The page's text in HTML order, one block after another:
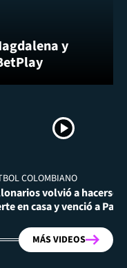
y
COLOMBIANO
volvió a hacerse
en casa y venció a
MÁS VIDEOS